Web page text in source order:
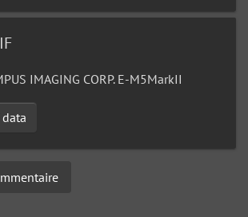
IMAGING CORP. E-M5MarkII